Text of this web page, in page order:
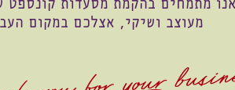
מעוצב ושיקי, אצלכם במקום